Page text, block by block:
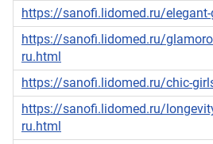
https://sanofi.lidomed.ru/
https://sanofi.lidomed.ru/
ru.html
https://sanofi.lidomed.ru/chic-
https://sanofi.lidomed.ru/
ru.html